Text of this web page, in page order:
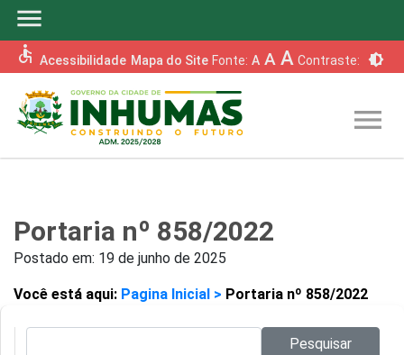
menu
accessible Acessibilidade Mapa do Site Fonte: A A A Contraste: brightness_6
menu
Portaria nº 858/2022
Postado em: 19 de junho de 2025
Você está aqui: Pagina Inicial > Portaria nº 858/2022
Pesquisar